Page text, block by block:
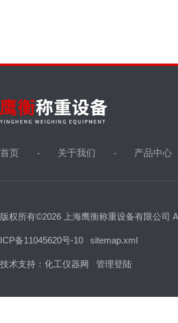
首页 关于我们 产品中心
版权所有©2026 上海鹰衡称重设备有限公司
ICP备11045620号-10 sitemap.xml
技术支持： 化工仪器网 管理登陆